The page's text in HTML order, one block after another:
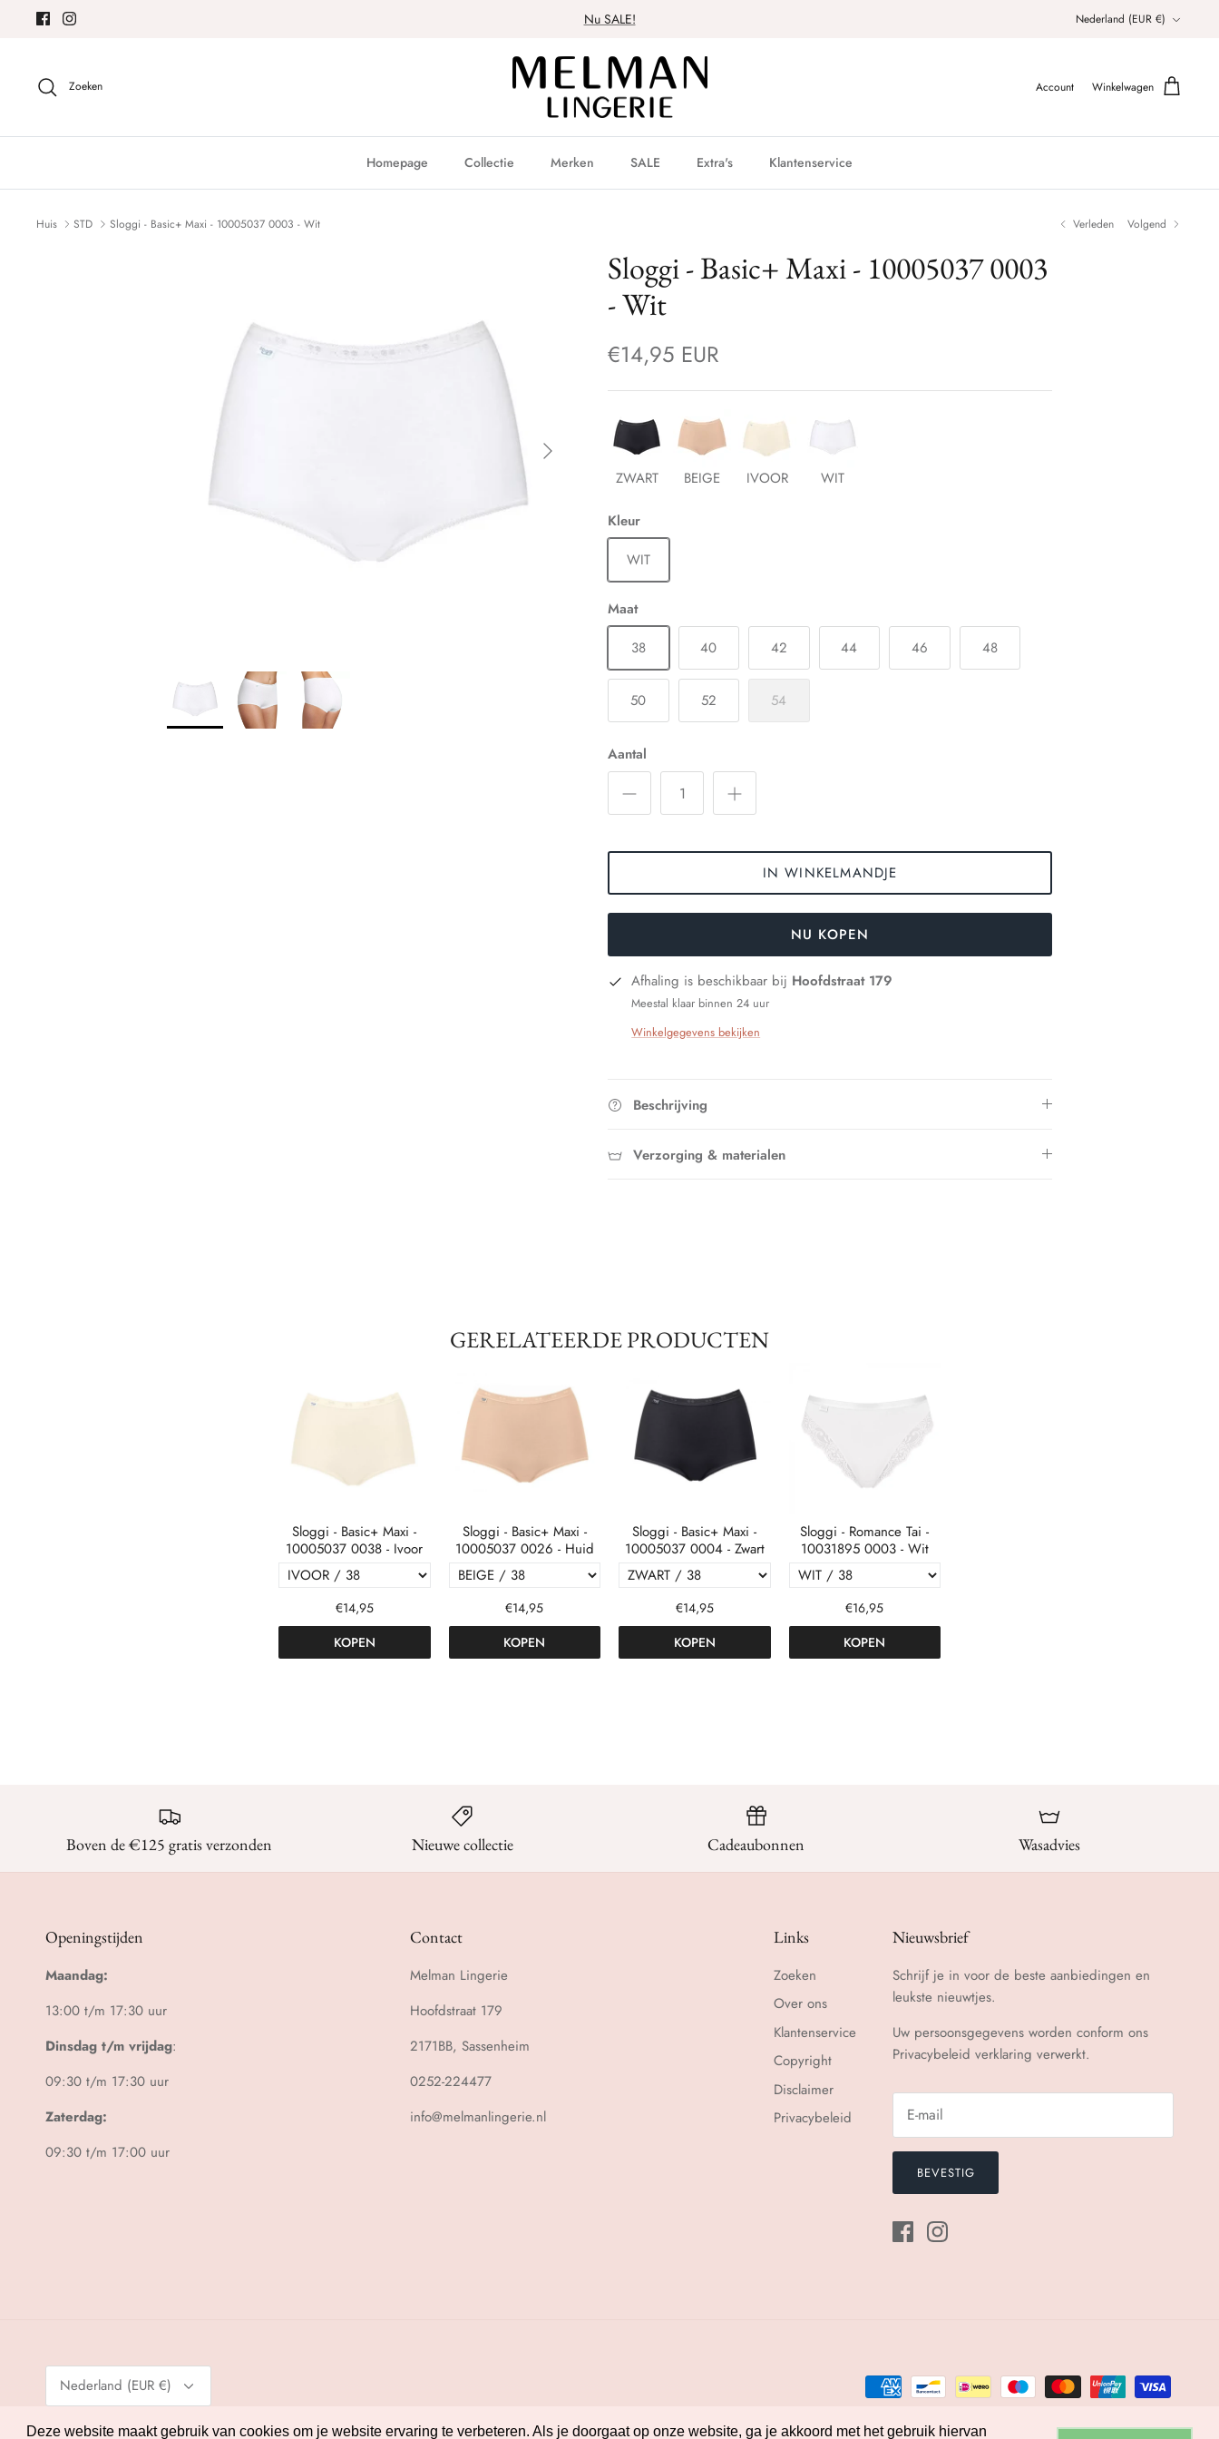
Deze website maakt gebruik van cookies om je website ervaring te verbeteren. Als je doorgaat op onze website, ga je akkoord met het gebruik hiervan
Deze website maakt gebruik van cookies om je website ervaring te verbeteren. Als je doorgaat op onze website, ga je akkoord met het gebruik hiervan
Meteen
content
Nu SALE! Valuta
Nederland (EUR €)
Zoeken Account Winkelwagen
Homepage Collectie Merken SALE Extra's Klantenservice
Huis STD Sloggi - Basic+ Maxi - 10005037 0003 - Wit Verleden Volgend
Sloggi - Basic+ Maxi - 10005037 0003
- Wit
€14,95 EUR
ZWART BEIGE IVOOR WIT
Kleur
WIT
Maat
38
40 42 44 46 48
50 52 54
Aantal
IN WINKELMANDJE
NU KOPEN
Afhaling is beschikbaar bij Hoofdstraat 179
Meestal klaar binnen 24 uur
Winkelgegevens bekijken
Beschrijving
Verzorging & materialen
GERELATEERDE PRODUCTEN
Sloggi - Basic+ Maxi -
10005037 0038 - Ivoor
€14,95
KOPEN
Sloggi - Basic+ Maxi -
10005037 0026 - Huid
€14,95
KOPEN
Sloggi - Basic+ Maxi -
10005037 0004 - Zwart
€14,95
KOPEN
Sloggi - Romance Tai -
10031895 0003 - Wit
€16,95
KOPEN
Boven de €125 gratis verzonden Nieuwe collectie Cadeaubonnen Wasadvies
Openingstijden
Maandag:
13:00 t/m 17:30 uur
Dinsdag t/m vrijdag:
09:30 t/m 17:30 uur
Zaterdag:
09:30 t/m 17:00 uur
Contact
Melman Lingerie
Hoofdstraat 179
2171BB, Sassenheim
0252-224477
info@melmanlingerie.nl
Links
Zoeken
Over ons
Klantenservice
Copyright
Disclaimer
Privacybeleid
Nieuwsbrief
Schrijf je in voor de beste aanbiedingen en
leukste nieuwtjes.
Uw persoonsgegevens worden conform ons
Privacybeleid verklaring verwerkt.
BEVESTIG
Valuta
Nederland (EUR €)
© 2026Melman Lingerie.Powered by Shopify